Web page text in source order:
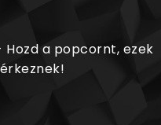
a popcornt, ezek